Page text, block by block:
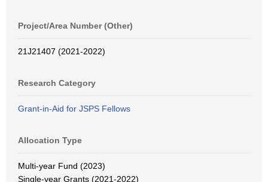
Project/Area Number (Other)
21J21407 (2021-2022)
Research Category
Grant-in-Aid for JSPS Fellows
Allocation Type
Multi-year Fund (2023)
Single-year Grants (2021-2022)